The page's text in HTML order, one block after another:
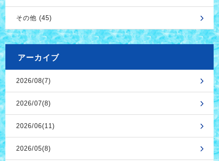
その他 (45)
アーカイブ
2026/08(7)
2026/07(8)
2026/06(11)
2026/05(8)